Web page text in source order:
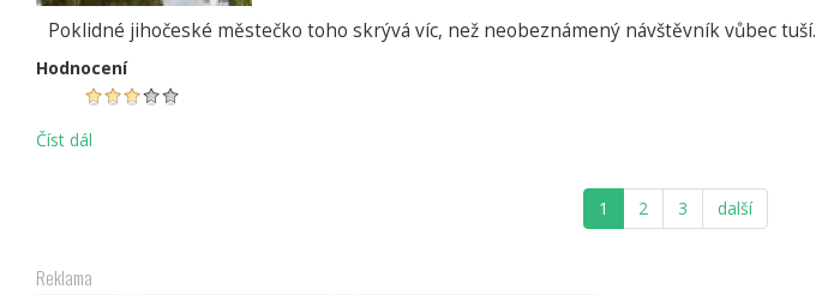
Poklidné jihočeské městečko toho skrývá víc, než neobeznámený návštěvník vůbec tuší.
Hodnocení
Číst dál
1 2 3 další
Reklama